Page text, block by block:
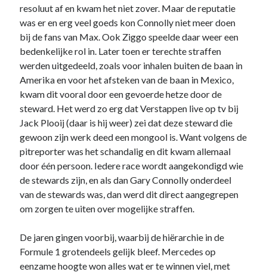
resoluut af en kwam het niet zover. Maar de reputatie
was er en erg veel goeds kon Connolly niet meer doen
bij de fans van Max. Ook Ziggo speelde daar weer een
bedenkelijke rol in. Later toen er terechte straffen
werden uitgedeeld, zoals voor inhalen buiten de baan in
Amerika en voor het afsteken van de baan in Mexico,
kwam dit vooral door een gevoerde hetze door de
steward. Het werd zo erg dat Verstappen live op tv bij
Jack Plooij (daar is hij weer) zei dat deze steward die
gewoon zijn werk deed een mongool is. Want volgens de
pitreporter was het schandalig en dit kwam allemaal
door één persoon. Iedere race wordt aangekondigd wie
de stewards zijn, en als dan Gary Connolly onderdeel
van de stewards was, dan werd dit direct aangegrepen
om zorgen te uiten over mogelijke straffen.
De jaren gingen voorbij, waarbij de hiërarchie in de
Formule 1 grotendeels gelijk bleef. Mercedes op
eenzame hoogte won alles wat er te winnen viel, met